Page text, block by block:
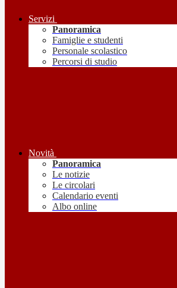
Servizi
Panoramica
Famiglie e studenti
Personale scolastico
Percorsi di studio
Novità
Panoramica
Le notizie
Le circolari
Calendario eventi
Albo online